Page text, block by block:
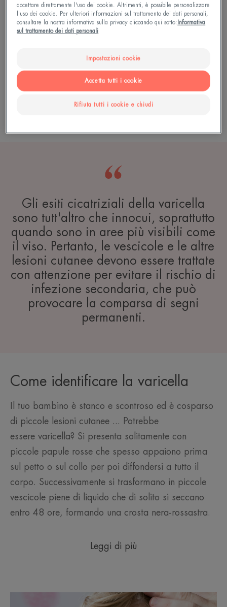
contagiosa causata dal virus varicella-zoster. Nel
90% dei casi, si presenta tra i 3 mesi e 10 anni di
età. Dopo un periodo di incubazione da 1 a 2
MOLTO riconoscibili:
Gli esiti cicatriziali della varicella
sono tutt'altro che innocui, soprattutto
quando sono in aree più visibili come
il viso. Pertanto, le vescicole e le altre
lesioni cutanee devono essere trattate
con attenzione per evitare il rischio di
infezione secondaria, che può
provocare la comparsa di segni
permanenti.
Come identificare la varicella
Il tuo bambino è stanco e scontroso ed è cosparso
di piccole lesioni cutanee ... Potrebbe
essere varicella? Si presenta solitamente con
piccole papule rosse che spesso appaiono prima
sul petto o sul collo per poi diffondersi a tutto il
corpo. Successivamente si trasformano in piccole
vescicole piene di liquido che di solito si seccano
entro 48 ore, formando una crosta nera-rossastra.
Leggi di più
accettare direttamente l'uso dei cookie. Altrimenti, è possibile personalizzare
l'uso dei cookie. Per ulteriori informazioni sul trattamento dei dati personali,
consultare la nostra informativa sulla privacy cliccando qui sotto: Informativa
sul trattamento dei dati personali
Impostazioni cookie
Rifiuta tutti i cookie e chiudi
Accetta tutti i cookie